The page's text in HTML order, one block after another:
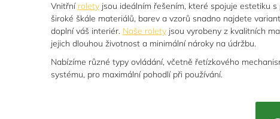
Vnitřní roletyjsou ideálním řešením, které spojuje estetiku s
široké škále materiálů, barev a vzorů snadno najdete
doplní váš interiér. Naše roletyjsou vyrobeny z kvalitních
jejich dlouhou životnost a minimální nároky na údržbu.
Nabízíme různé typy ovládání, včetně řetízkového
systému, pro maximální pohodlí při používání.